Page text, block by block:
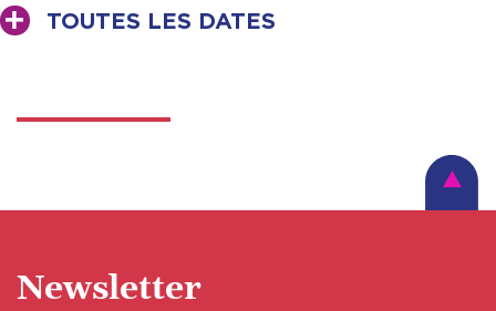
TOUTES LES DATES
Newsletter